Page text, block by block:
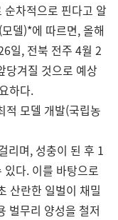
차적으로 핀다고 알
델)*에 따르면, 올해
일, 전북 전주 4월 2
당겨질 것으로 예상
하다.
적 모델 개발(국립농
리며, 성충이 된 후 1
다. 이를 바탕으로
산란한 일벌이 채밀
벌무리 양성을 철저